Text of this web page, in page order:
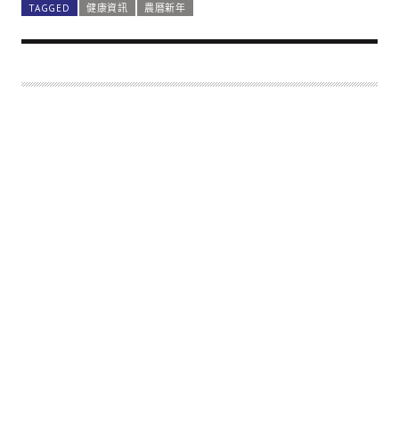
TAGGED 健康資訊 農曆新年